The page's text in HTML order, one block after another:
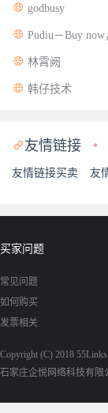
 godbusy
 Pudiu－Buy now
 林霄阙
 韩仔技术
友情链接 *
友情链接买卖 友
买家问题
常见问题
如何购买
发票相关
Copyright (C) 2018 55Links
石家庄企悦网络科技有限